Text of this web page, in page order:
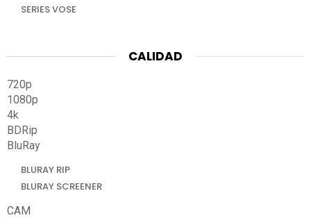
SERIES VOSE
CALIDAD
720p
1080p
4k
BDRip
BluRay
BLURAY RIP
BLURAY SCREENER
CAM